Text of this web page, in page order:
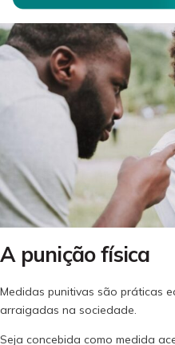
A punição física
Medidas punitivas são práticas
arraigadas na sociedade.
Seja concebida como medida